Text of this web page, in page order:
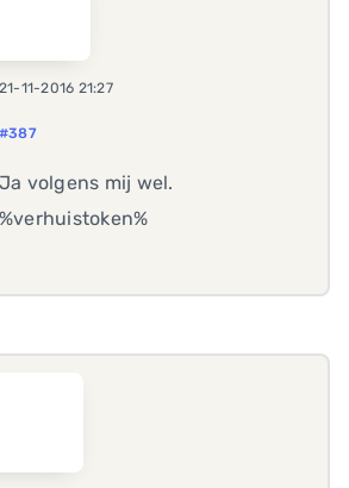
21-11-2016 21:27
#387
Ja volgens mij wel.
%verhuistoken%